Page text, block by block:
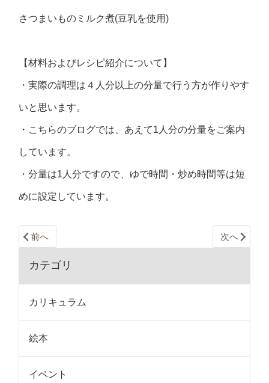
さつまいものミルク煮(豆乳を使用)
【材料およびレシピ紹介について】
・実際の調理は４人分以上の分量で行う方が作りやす
いと思います。
・こちらのブログでは、あえて1人分の分量をご案内
しています。
・分量は1人分ですので、ゆで時間・炒め時間等は短
めに設定しています。
前へ 次へ
カテゴリ
カリキュラム
絵本
イベント